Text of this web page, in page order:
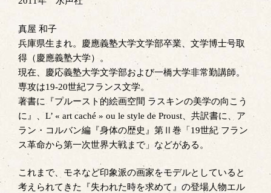
プ
真屋 和子
兵庫県生まれ。慶應義塾大学文学部卒業、文学博士号取
得（慶應義塾大学）。
現在、慶応義塾大学文学部および一橋大学非常勤講師。
専攻は19-20世紀フランス文学。
著書に『プルースト的絵画空間 ラスキンの美学の向こう
に』、L’ « art caché » ou le style de Proust、共訳書に、ア
ラン・コルバン編『身体の歴史』第Ⅱ巻「19世紀 フラン
ス革命から第一次世界大戦まで」などがある。
これまで、モネなど印象派の画家をモデルとしていると
考えられてきた『失われた時を求めて』の登場人物エル